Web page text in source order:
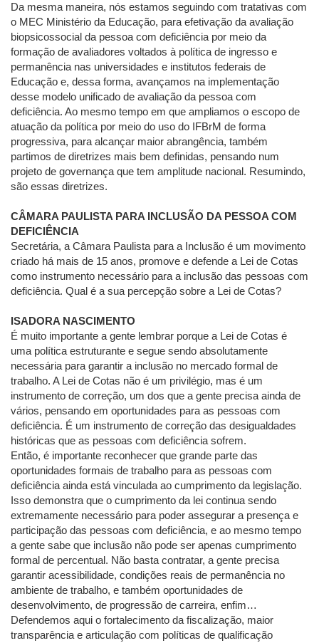
Da mesma maneira, nós estamos seguindo com tratativas com
o MEC Ministério da Educação, para efetivação da avaliação
biopsicossocial da pessoa com deficiência por meio da
formação de avaliadores voltados à política de ingresso e
permanência nas universidades e institutos federais de
Educação e, dessa forma, avançamos na implementação
desse modelo unificado de avaliação da pessoa com
deficiência. Ao mesmo tempo em que ampliamos o escopo de
atuação da política por meio do uso do IFBrM de forma
progressiva, para alcançar maior abrangência, também
partimos de diretrizes mais bem definidas, pensando num
projeto de governança que tem amplitude nacional. Resumindo,
são essas diretrizes.
CÂMARA PAULISTA PARA INCLUSÃO DA PESSOA COM
DEFICIÊNCIA
Secretária, a Câmara Paulista para a Inclusão é um movimento
criado há mais de 15 anos, promove e defende a Lei de Cotas
como instrumento necessário para a inclusão das pessoas com
deficiência. Qual é a sua percepção sobre a Lei de Cotas?
ISADORA NASCIMENTO
É muito importante a gente lembrar porque a Lei de Cotas é
uma política estruturante e segue sendo absolutamente
necessária para garantir a inclusão no mercado formal de
trabalho. A Lei de Cotas não é um privilégio, mas é um
instrumento de correção, um dos que a gente precisa ainda de
vários, pensando em oportunidades para as pessoas com
deficiência. É um instrumento de correção das desigualdades
históricas que as pessoas com deficiência sofrem.
Então, é importante reconhecer que grande parte das
oportunidades formais de trabalho para as pessoas com
deficiência ainda está vinculada ao cumprimento da legislação.
Isso demonstra que o cumprimento da lei continua sendo
extremamente necessário para poder assegurar a presença e
participação das pessoas com deficiência, e ao mesmo tempo
a gente sabe que inclusão não pode ser apenas cumprimento
formal de percentual. Não basta contratar, a gente precisa
garantir acessibilidade, condições reais de permanência no
ambiente de trabalho, e também oportunidades de
desenvolvimento, de progressão de carreira, enfim…
Defendemos aqui o fortalecimento da fiscalização, maior
transparência e articulação com políticas de qualificação